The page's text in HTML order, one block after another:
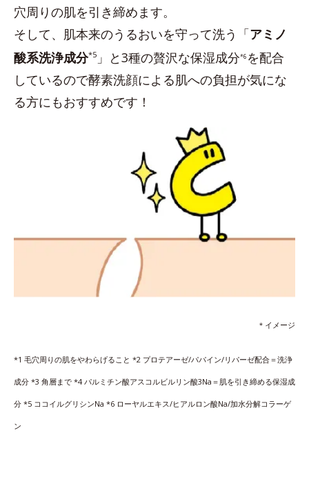
穴周りの肌を引き締めます。
そして、肌本来のうるおいを守って洗う「アミノ
酸系洗浄成分*5 」と3種の贅沢な保湿成分*6 を配合
しているので酵素洗顔による肌への負担が気にな
る方にもおすすめです！
＊イメージ
*1 毛穴周りの肌をやわらげること *2 プロテアーゼ/パパイン/リパーゼ配合＝洗浄
成分 *3 角層まで *4 パルミチン酸アスコルビルリン酸3Na＝肌を引き締める保湿成
分 *5 ココイルグリシンNa *6 ローヤルエキス/ヒアルロン酸Na/加水分解コラーゲ
ン